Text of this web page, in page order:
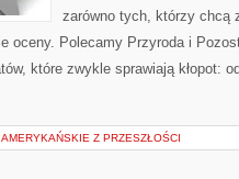
zarówno tych, którzy chcą
oceny. Polecamy Przyroda i
które zwykle sprawiają kłopot:
Z PRZESZŁOŚCI